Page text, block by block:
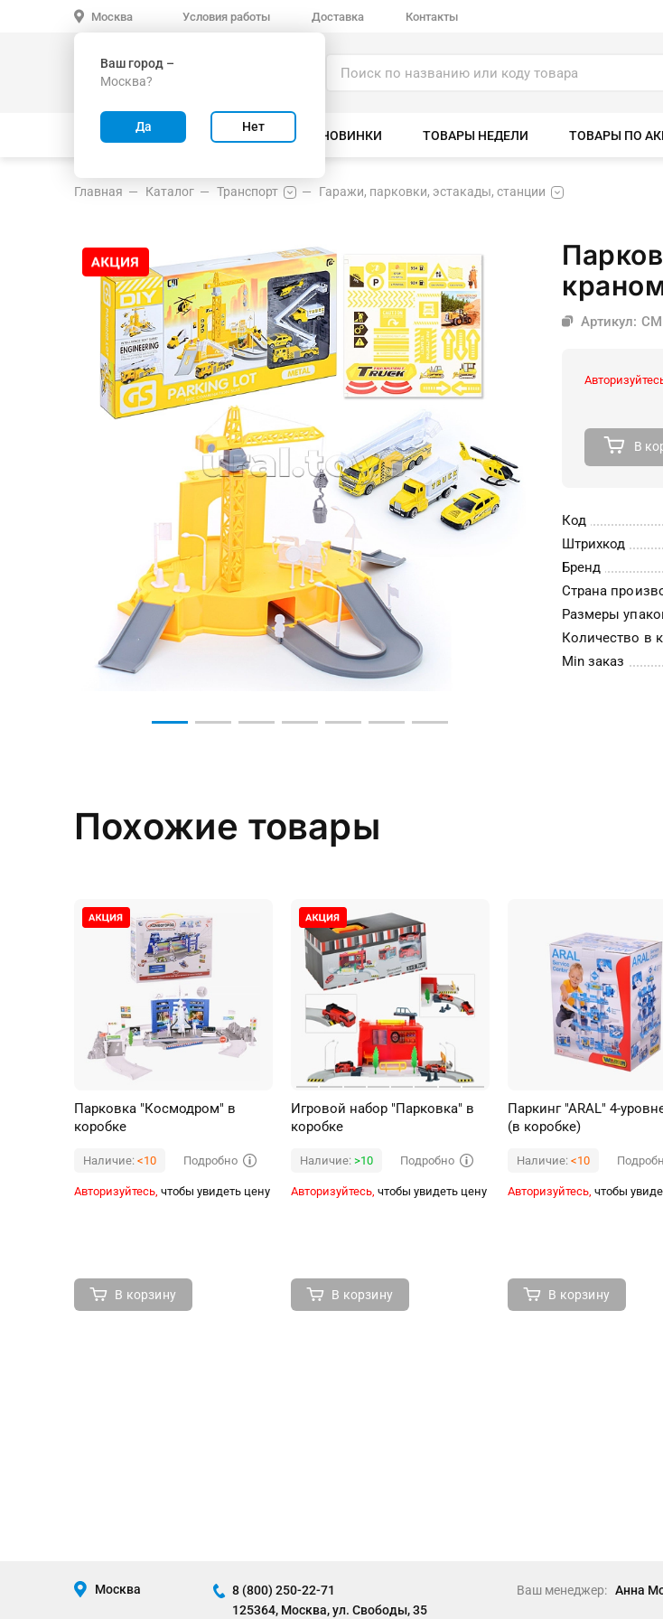
Москва
Ваш город –
Москва?
Да Нет
Условия работы Доставка Контакты
ВСЕ ТОВАРЫ ВЕЛОСИПЕДЫ НОВИНКИ ТОВАРЫ НЕДЕЛИ ТОВАРЫ ПО
Главная Каталог Транспорт Гаражи, парковки, эстакады, станции
Артикул:
В
Код
Штрихкод
Бренд
Страна
Размеры
Количество в
Min заказ
Похожие товары
Парковка "Космодром" в
коробке
Наличие: <10 Подробно
Авторизуйтесь, чтобы увидеть цену
В корзину
Игровой набор "Парковка" в
коробке
Наличие: >10 Подробно
Авторизуйтесь, чтобы увидеть цену
В корзину
Паркинг "ARAL" 4-
(в коробке)
Наличие: <10
Авторизуйтесь, чтобы
В корзину
Москва
8 (800) 250-22-71
125364, Москва, ул. Свободы, 35
Ваш менеджер: Анна